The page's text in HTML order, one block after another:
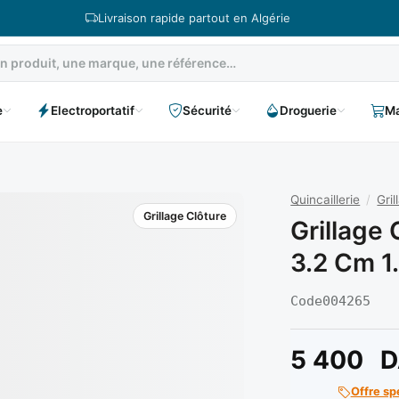
Livraison rapide partout en Algérie
Electroportatif Sécurité Droguerie
Grillage Clôture
Quincaillerie /
Grillage
3.2 Cm
Code004265
5 400
Offre